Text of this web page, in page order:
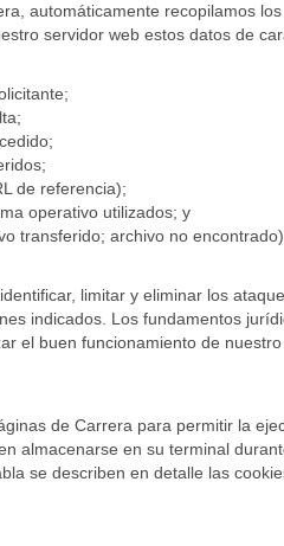
automáticamente recopilamos
servidor web estos datos de
de referencia);
operativo utilizados; y
transferido; archivo no encontrado).
limitar y eliminar los
indicados. Los fundamentos
el buen funcionamiento de nuestro
de Carrera para permitir la
almacenarse en su terminal
se describen en detalle las